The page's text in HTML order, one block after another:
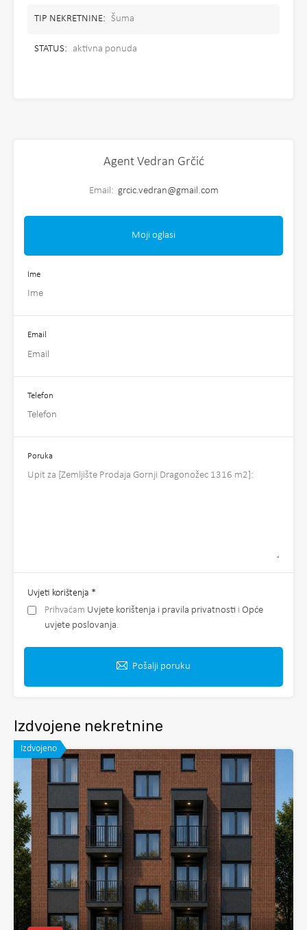
TIP NEKRETNINE: Šuma
STATUS: aktivna ponuda
Agent Vedran Grčić
Email: grcic.vedran@gmail.com
Moji oglasi
Ime
Email
Telefon
Poruka
Uvjeti korištenja *
Prihvaćam Uvjete korištenja i pravila privatnosti i Opće
uvjete poslovanja.
Pošalji poruku
Izdvojene nekretnine
Izdvojeno